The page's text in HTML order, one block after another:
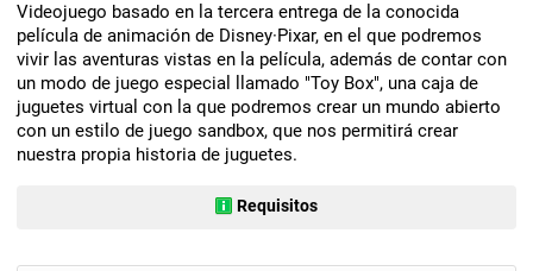
Videojuego basado en la tercera entrega de la conocida
película de animación de Disney·Pixar, en el que podremos
vivir las aventuras vistas en la película, además de contar con
un modo de juego especial llamado "Toy Box", una caja de
juguetes virtual con la que podremos crear un mundo abierto
con un estilo de juego sandbox, que nos permitirá crear
nuestra propia historia de juguetes.
Requisitos